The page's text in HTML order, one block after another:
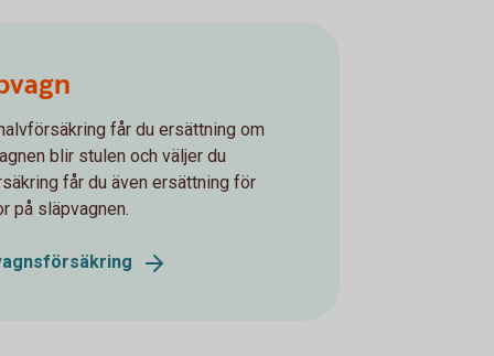
får du ersättning om
blir stulen och väljer du
får du även ersättning för
på släpvagnen.